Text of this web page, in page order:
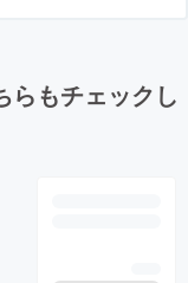
らもチェックし